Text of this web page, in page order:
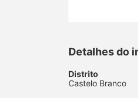
Detalhes do
Distrito
Castelo Branco